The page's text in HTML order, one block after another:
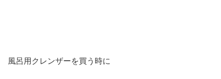
風呂用クレンザーを買う時に